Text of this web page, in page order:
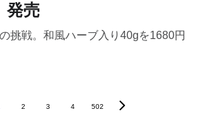
発売
挑戦。和風ハーブ入り40gを1680円
2 3 4 502